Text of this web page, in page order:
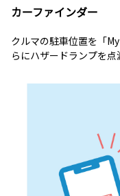
カーファインダー
クルマの駐車位置を「
らにハザードランプを点